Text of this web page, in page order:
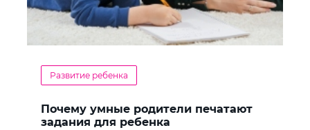
Развитие ребенка
Почему умные родители печатают
задания для ребенка